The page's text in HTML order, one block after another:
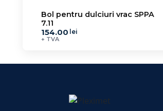
Bol pentru dulciuri vrac SPPA
7.11
154.00 lei
+ TVA